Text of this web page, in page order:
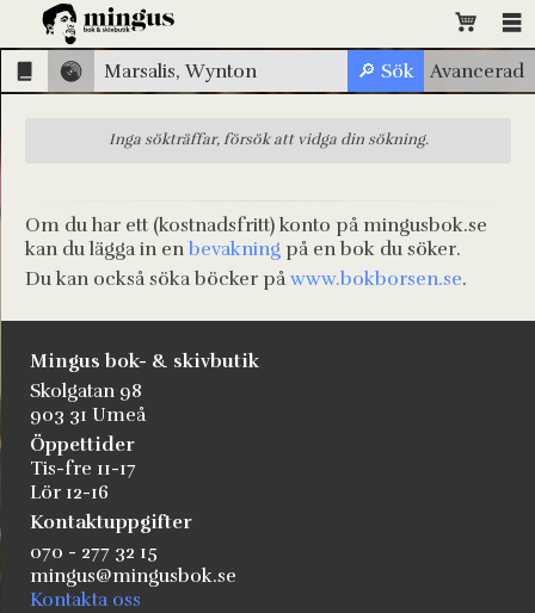
Inga sökträffar, försök att vidga din sökning.
Om du har ett (kostnadsfritt) konto på mingusbok.se
kan du lägga in enbevakning på en bok du söker.
Du kan också söka böcker påwww.bokborsen.se.
Mingus bok- & skivbutik
Skolgatan 98
903 31 Umeå
Öppettider
Tis-fre 11-17
Lör 12-16
Kontaktuppgifter
070 - 277 32 15
mingus@mingusbok.se
Kontakta oss